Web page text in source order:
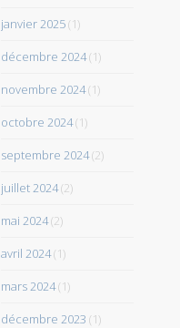
janvier 2025(1)
décembre 2024(1)
novembre 2024(1)
octobre 2024(1)
septembre 2024(2)
juillet 2024(2)
mai 2024(2)
avril 2024(1)
mars 2024(1)
décembre 2023 (1)